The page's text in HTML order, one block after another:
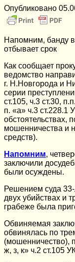
Опубликовано
Напомним, банду
отбывает срок
Как сообщает
ведомство
г. Н.Новгорода и
серии
ст.105, ч.3 ст.30,
п. «а» ч.3 ст.228.1
обстоятельствах,
мошенничества и
средств).
Напомним,
заключили
были осуждены.
Решением суда
двух убийствах и
грабеже была
Обвиняемая
обвинялась по
(мошенничество),
ж, з, к» ч.2 ст.105